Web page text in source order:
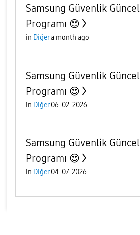
Samsung Güvenlik
Programı 😍
in Diğera month ago
Samsung Güvenlik
Programı 😍
in Diğer 06-02-2026
Samsung Güvenlik
Programı 😍
in Diğer 04-07-2026